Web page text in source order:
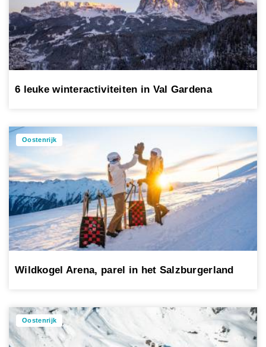
6 leuke winteractiviteiten in Val Gardena
Oostenrijk
Wildkogel Arena, parel in het Salzburgerland
Oostenrijk